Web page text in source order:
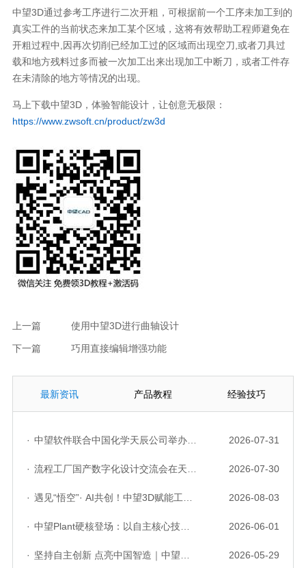
中望3D通过参考工序进行二次开粗，可根据前一个工序未加工到的
真实工件的当前状态来加工某个区域，这将有效帮助工程师避免在
开粗过程中,因再次切削已经加工过的区域而出现空刀,或者刀具过
载和地方残料过多而被一次加工出来出现加工中断刀，或者工件存
在未清除的地方等情况的出现。
马上下载中望3D，体验智能设计，让创意无极限：
https://www.zwsoft.cn/product/zw3d
上一篇 使用中望3D进行曲轴设计
下一篇 巧用直接编辑增强功能
最新资讯 产品教程 经验技巧
· 中望软件联合中国化学天辰公司举办“走进标杆企业”研讨会，共探流程工业数字化创新实践 2026-07-31
· 流程工厂国产数字化设计交流会在天津召开，中望自主CAD底座助力行业数字化转型实践获广泛关注 2026-07-30
· 遇见“悟空”· AI共创！中望3D赋能工业设计国产化与AI创新升级 2026-08-03
· 中望Plant硬核登场：以自主核心技术，破解流程工业数据一致性与协同困境 2026-06-01
· 坚持自主创新 点亮中国智造｜中望软件亮相第十届中国网络版权保护与发展大会 2026-05-29